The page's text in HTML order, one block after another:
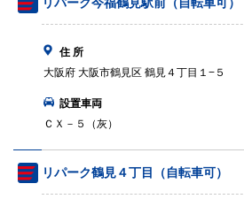
住 所
大阪府 大阪市鶴見区 鶴見４丁目１−５
設置車両
ＣＸ－５（灰）
リパーク鶴見４丁目（自転車可）